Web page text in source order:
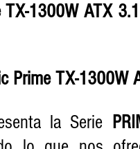
TX-1300W ATX
Prime TX-1300W
la Serie